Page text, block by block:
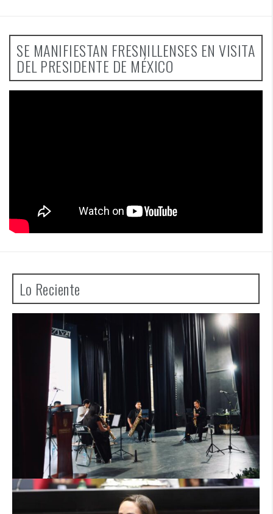
SE MANIFIESTAN FRESNILLENSES EN VISITA
DEL PRESIDENTE DE MÉXICO
Lo Reciente